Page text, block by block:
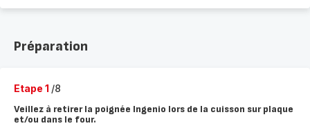
Préparation
Etape 1 /8
Veillez à retirer la poignée Ingenio lors de la cuisson sur plaque
et/ou dans le four.